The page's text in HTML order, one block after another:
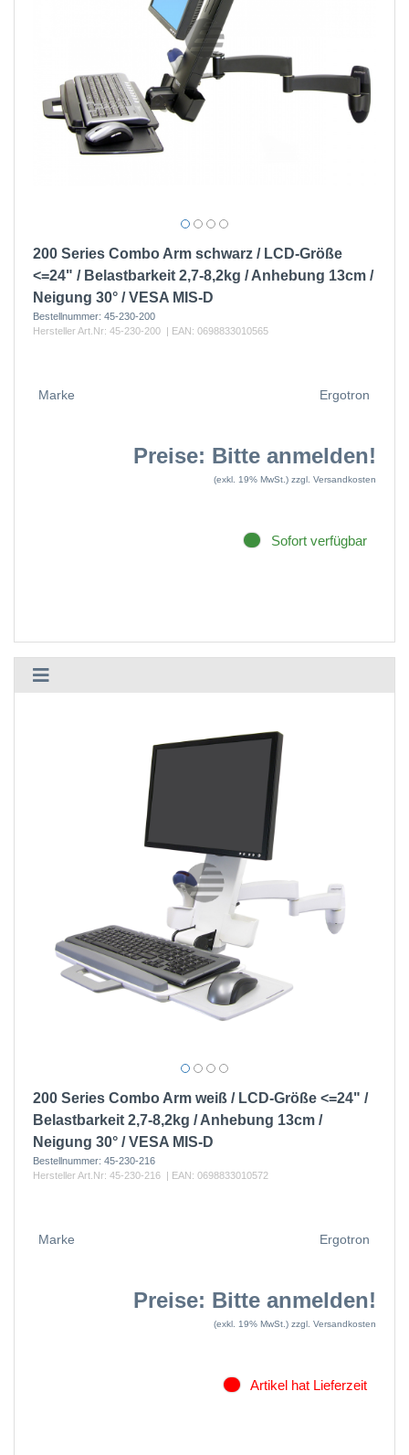
200 Series Combo Arm schwarz / LCD-Größe
<=24" / Belastbarkeit 2,7-8,2kg / Anhebung 13cm /
Neigung 30° / VESA MIS-D
Bestellnummer: 45-230-200
Hersteller Art.Nr: 45-230-200 | EAN: 0698833010565
Marke Ergotron
Preise: Bitte anmelden!
(exkl. 19% MwSt.) zzgl. Versandkosten
Sofort verfügbar
200 Series Combo Arm weiß / LCD-Größe <=24" /
Belastbarkeit 2,7-8,2kg / Anhebung 13cm /
Neigung 30° / VESA MIS-D
Bestellnummer: 45-230-216
Hersteller Art.Nr: 45-230-216 | EAN: 0698833010572
Marke Ergotron
Preise: Bitte anmelden!
(exkl. 19% MwSt.) zzgl. Versandkosten
Artikel hat Lieferzeit